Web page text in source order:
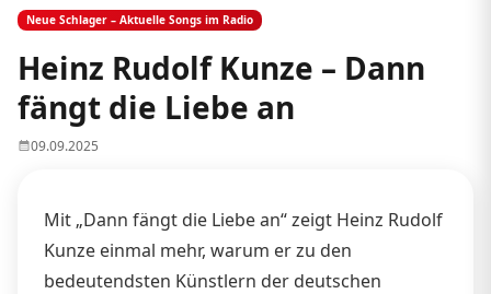
Neue Schlager – Aktuelle Songs im Radio
Heinz Rudolf Kunze – Dann
fängt die Liebe an
09.09.2025
Mit „Dann fängt die Liebe an“ zeigt Heinz Rudolf
Kunze einmal mehr, warum er zu den
bedeutendsten Künstlern der deutschen